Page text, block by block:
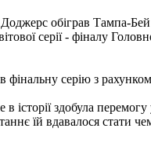
обіграв Тампа-Бей
серії - фіналу
фінальну серію з
історії здобула перемогу
їй вдавалося стати